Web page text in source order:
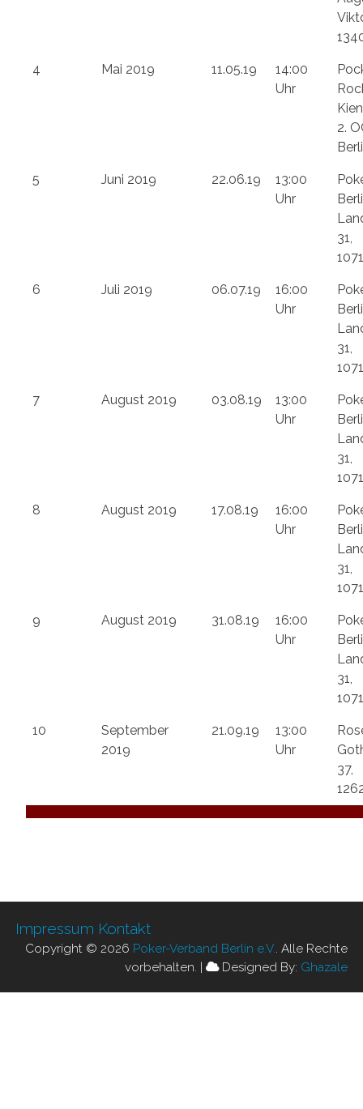
4 Mai 2019 11.05.19
14:00
Uhr
2.
5 Juni 2019 22.06.19
13:00
Uhr
31,
6 Juli 2019 06.07.19
16:00
Uhr
31,
7 August 2019 03.08.19
13:00
Uhr
31,
8 August 2019 17.08.19
16:00
Uhr
31,
9 August 2019 31.08.19
16:00
Uhr
31,
10
September
2019
21.09.19
13:00
Uhr
37,
Impressum Kontakt
Copyright © 2026 Poker-Verband Berlin e.V.. Alle Rechte
vorbehalten. | Designed By: Ghazale